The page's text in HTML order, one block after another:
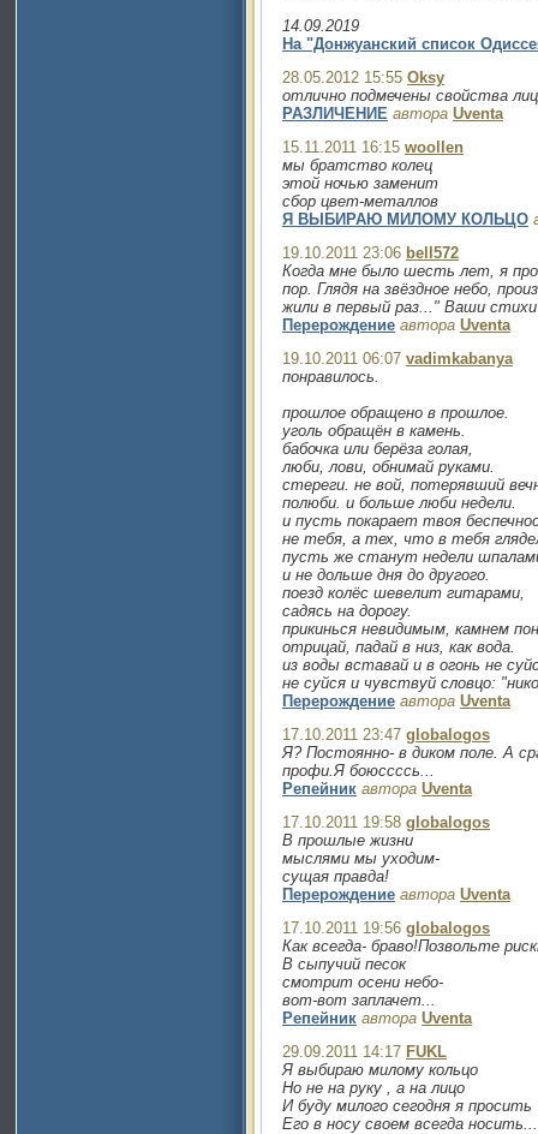
14.09.2019
На "Донжуанский список
28.05.2012 15:55 Oksy
отлично подмечены свойства
РАЗЛИЧЕНИЕ автора Uventa
15.11.2011 16:15 woollen
мы братство колец
этой ночью заменит
сбор цвет-металлов
Я ВЫБИРАЮ МИЛОМУ КОЛЬЦО
19.10.2011 23:06 bell572
Когда мне было шесть лет, я
пор. Глядя на звёздное небо,
жили в первый раз..." Ваши
Перерождение автора Uventa
19.10.2011 06:07 vadimkabanya
понравилось.
прошлое обращено в прошлое.
уголь обращён в камень.
бабочка или берёза голая,
люби, лови, обнимай руками.
стереги. не вой, потерявший
полюби. и больше люби недели.
и пусть покарает твоя
не тебя, а тех, что в тебя
пусть же станут недели
и не дольше дня до другого.
поезд колёс шевелит гитарами,
садясь на дорогу.
прикинься невидимым, камнем
отрицай, падай в низ, как вода.
из воды вставай и в огонь не
не суйся и чувствуй словцо:
Перерождение автора Uventa
17.10.2011 23:47 globalogos
Я? Постоянно- в диком поле. А
профи.Я боюссссь...
Репейник автора Uventa
17.10.2011 19:58 globalogos
В прошлые жизни
мыслями мы уходим-
сущая правда!
Перерождение автора Uventa
17.10.2011 19:56 globalogos
Как всегда- браво!Позвольте
В сыпучий песок
смотрит осени небо-
вот-вот заплачет...
Репейник автора Uventa
29.09.2011 14:17 FUKL
Я выбираю милому кольцо
Но не на руку , а на лицо
И буду милого сегодня я просить
Его в носу своем всегда